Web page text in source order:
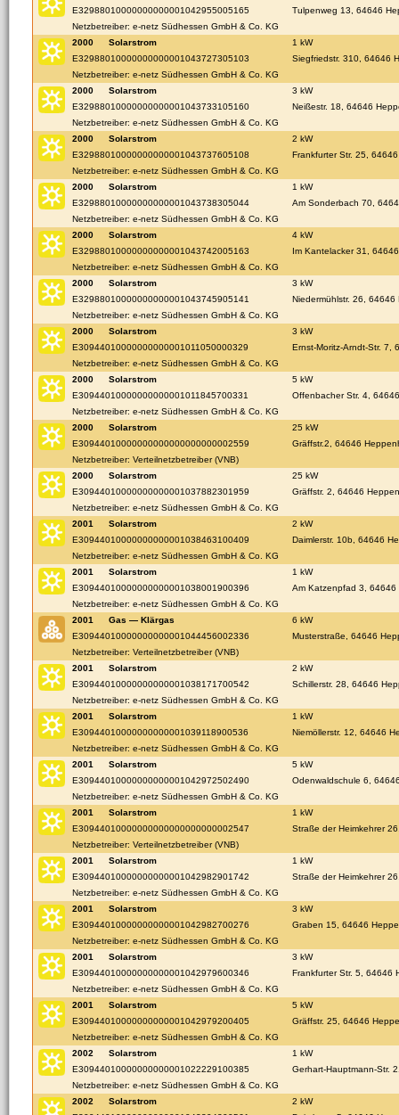
E32988010000000000001042955005165
Tulpenweg 13, 64646
Netzbetreiber: e-netz Südhessen GmbH & Co. KG
2000
Solarstrom
1 kW
E32988010000000000001043727305103
Siegfriedstr. 310, 64646
Netzbetreiber: e-netz Südhessen GmbH & Co. KG
2000
Solarstrom
3 kW
E32988010000000000001043733105160
Neißestr. 18, 64646
Netzbetreiber: e-netz Südhessen GmbH & Co. KG
2000
Solarstrom
2 kW
E32988010000000000001043737605108
Frankfurter Str. 25,
Netzbetreiber: e-netz Südhessen GmbH & Co. KG
2000
Solarstrom
1 kW
E32988010000000000001043738305044
Am Sonderbach 70,
Netzbetreiber: e-netz Südhessen GmbH & Co. KG
2000
Solarstrom
4 kW
E32988010000000000001043742005163
Im Kantelacker 31,
Netzbetreiber: e-netz Südhessen GmbH & Co. KG
2000
Solarstrom
3 kW
E32988010000000000001043745905141
Niedermühlstr. 26, 64646
Netzbetreiber: e-netz Südhessen GmbH & Co. KG
2000
Solarstrom
3 kW
E30944010000000000001011050000329
Ernst-Moritz-Arndt-Str. 7,
Netzbetreiber: e-netz Südhessen GmbH & Co. KG
2000
Solarstrom
5 kW
E30944010000000000001011845700331
Offenbacher Str. 4,
Netzbetreiber: e-netz Südhessen GmbH & Co. KG
2000
Solarstrom
25 kW
E30944010000000000000000000002559
Gräffstr.2, 64646
Netzbetreiber: Verteilnetzbetreiber (VNB)
2000
Solarstrom
25 kW
E30944010000000000001037882301959
Gräffstr. 2, 64646
Netzbetreiber: e-netz Südhessen GmbH & Co. KG
2001
Solarstrom
2 kW
E30944010000000000001038463100409
Daimlerstr. 10b, 64646
Netzbetreiber: e-netz Südhessen GmbH & Co. KG
2001
Solarstrom
1 kW
E30944010000000000001038001900396
Am Katzenpfad 3, 64646
Netzbetreiber: e-netz Südhessen GmbH & Co. KG
2001
Gas — Klärgas
6 kW
E30944010000000000001044456002336
Musterstraße, 64646
Netzbetreiber: Verteilnetzbetreiber (VNB)
2001
Solarstrom
2 kW
E30944010000000000001038171700542
Schillerstr. 28, 64646
Netzbetreiber: e-netz Südhessen GmbH & Co. KG
2001
Solarstrom
1 kW
E30944010000000000001039118900536
Niemöllerstr. 12, 64646
Netzbetreiber: e-netz Südhessen GmbH & Co. KG
2001
Solarstrom
5 kW
E30944010000000000001042972502490
Odenwaldschule 6,
Netzbetreiber: e-netz Südhessen GmbH & Co. KG
2001
Solarstrom
1 kW
E30944010000000000000000000002547
Straße der Heimkehrer
Netzbetreiber: Verteilnetzbetreiber (VNB)
2001
Solarstrom
1 kW
E30944010000000000001042982901742
Straße der Heimkehrer
Netzbetreiber: e-netz Südhessen GmbH & Co. KG
2001
Solarstrom
3 kW
E30944010000000000001042982700276
Graben 15, 64646
Netzbetreiber: e-netz Südhessen GmbH & Co. KG
2001
Solarstrom
3 kW
E30944010000000000001042979600346
Frankfurter Str. 5, 64646
Netzbetreiber: e-netz Südhessen GmbH & Co. KG
2001
Solarstrom
5 kW
E30944010000000000001042979200405
Gräffstr. 25, 64646
Netzbetreiber: e-netz Südhessen GmbH & Co. KG
2002
Solarstrom
1 kW
E30944010000000000001022229100385
Gerhart-Hauptmann-Str.
Netzbetreiber: e-netz Südhessen GmbH & Co. KG
2002
Solarstrom
2 kW